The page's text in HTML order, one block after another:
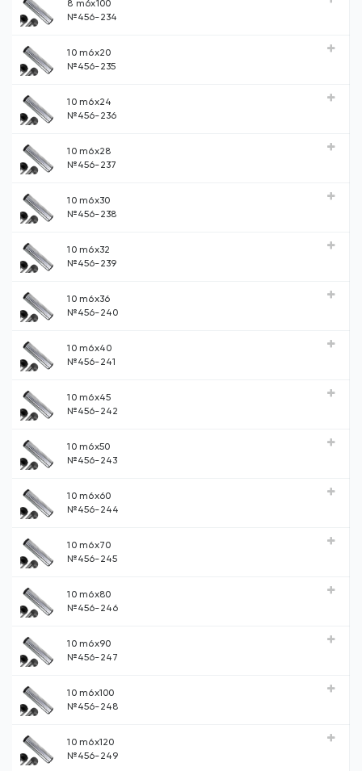
8 m6х100
№456-234
10 m6х20
№456-235
10 m6х24
№456-236
10 m6х28
№456-237
10 m6х30
№456-238
10 m6х32
№456-239
10 m6х36
№456-240
10 m6х40
№456-241
10 m6х45
№456-242
10 m6х50
№456-243
10 m6х60
№456-244
10 m6х70
№456-245
10 m6х80
№456-246
10 m6х90
№456-247
10 m6х100
№456-248
10 m6х120
№456-249